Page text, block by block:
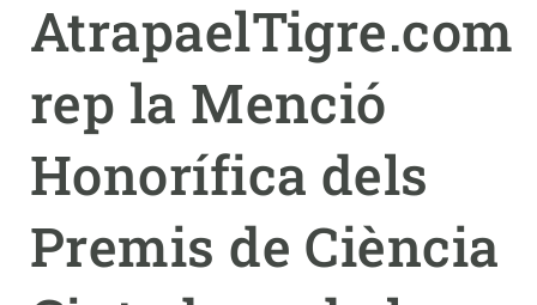
AtrapaelTigre.com
rep la Menció
Honorífica dels
Premis de Ciència
menu
RECERCA
CIÈNCIA EN ACCIÓ
NOTÍCIES I AGENDA